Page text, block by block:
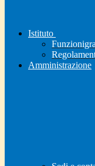
Istituto
Amministrazione